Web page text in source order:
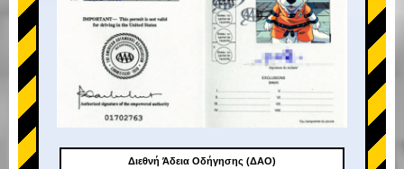
Διεθνή Άδεια Οδήγησης (ΔΑΟ)